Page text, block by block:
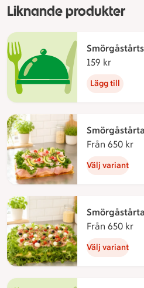
Liknande produkter
159 kr
Lägg till
Från 650 kr
Välj variant
Från 650 kr
Välj variant